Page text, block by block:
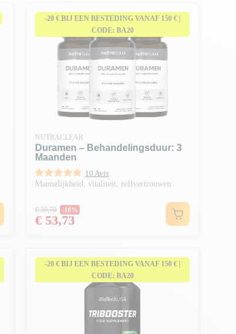
-20 € BIJ EEN BESTEDING VANAF 150 € |
CODE: BA20
NUTRACLEAR
Duramen – Behandelingsduur: 3
Maanden
10 Avis
Mannelijkheid, vitaliteit, zelfvertrouwen
Normale prijs
€ 59,70 -10%
Prijs
€ 53,73
-20 € BIJ EEN BESTEDING VANAF 150 € |
CODE: BA20